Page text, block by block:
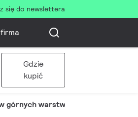
się do newslettera
Gdzie
kupić
górnych warstwach